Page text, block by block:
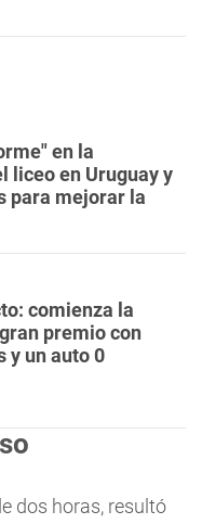
en la
liceo en Uruguay y
para mejorar la
comienza la
premio con
y un auto 0
dos horas, resultó